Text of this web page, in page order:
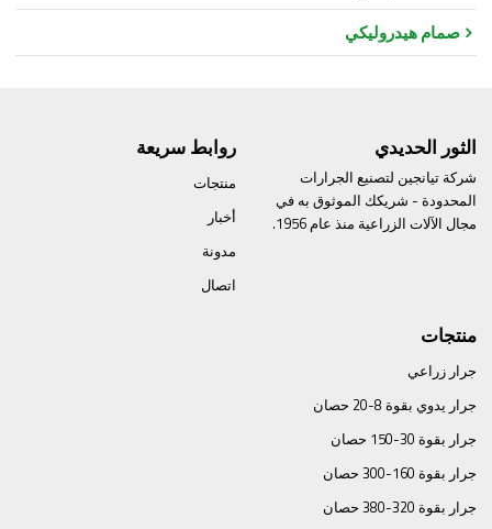
صمام هيدروليكي
الثور الحديدي
شركة تيانجين لتصنيع الجرارات
المحدودة - شريكك الموثوق به في
مجال الآلات الزراعية منذ عام 1956.
روابط سريعة
منتجات
أخبار
مدونة
اتصال
منتجات
جرار زراعي
جرار يدوي بقوة 8-20 حصان
جرار بقوة 30-150 حصان
جرار بقوة 160-300 حصان
جرار بقوة 320-380 حصان